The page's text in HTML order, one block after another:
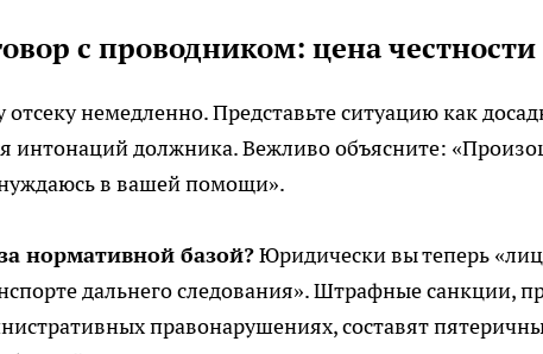
с проводником: цена честности
немедленно. Представьте ситуацию как
интонаций должника. Вежливо объясните:
в вашей помощи».
нормативной базой?Юридически вы теперь
дальнего следования». Штрафные санкции,
правонарушениях, составят